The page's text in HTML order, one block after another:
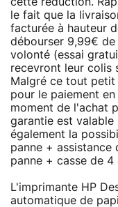
le fait que la
facturée à hauteur
débourser 9,99€ de
volonté (essai
recevront leur colis
Malgré ce tout
pour le paiement
moment de l'achat
garantie est valable
également la
panne + assistance
panne + casse de 4
L'imprimante HP
automatique de